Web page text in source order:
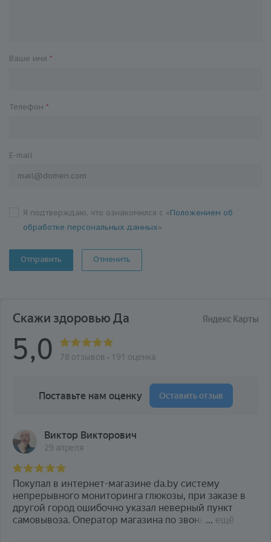
Ваше имя *
Телефон *
E-mail
Я подтверждаю, что ознакомился с «Положением об
обработке персональных данных»
Отменить